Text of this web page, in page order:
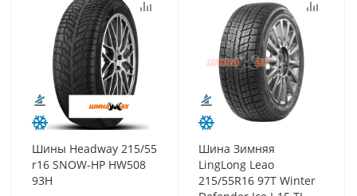
Шины Headway 215/55
r16 SNOW-HP HW508
93H
Шина Зимняя
LingLong Leao
215/55R16 97T Winter